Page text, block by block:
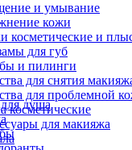
и умывание
кожи
косметические и
для губ
и пилинги
для снятия
для проблемной
косметические
для макияжа
душа